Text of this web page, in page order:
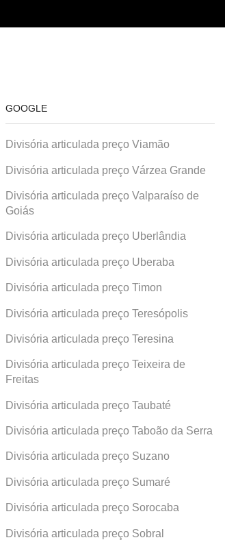
GOOGLE
Divisória articulada preço Viamão
Divisória articulada preço Várzea Grande
Divisória articulada preço Valparaíso de
Goiás
Divisória articulada preço Uberlândia
Divisória articulada preço Uberaba
Divisória articulada preço Timon
Divisória articulada preço Teresópolis
Divisória articulada preço Teresina
Divisória articulada preço Teixeira de
Freitas
Divisória articulada preço Taubaté
Divisória articulada preço Taboão da Serra
Divisória articulada preço Suzano
Divisória articulada preço Sumaré
Divisória articulada preço Sorocaba
Divisória articulada preço Sobral